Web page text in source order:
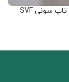
فلت nfc – لپ تاپ سونی SVF